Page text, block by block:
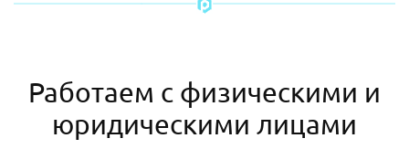
Работаем с физическими и
юридическими лицами